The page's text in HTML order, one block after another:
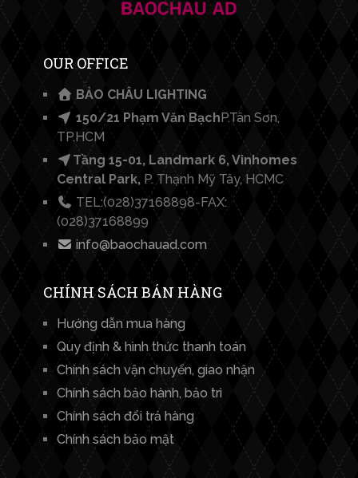
OUR OFFICE
BẢO CHÂU LIGHTING​
150/21 Phạm Văn BạchP.Tân Sơn,
TP.HCM
Tầng 15-01, Landmark 6, Vinhomes
Central Park, P. Thạnh Mỹ Tây, HCMC
TEL:(028)37168898-FAX:
(028)37168899
info@baochauad.com
CHÍNH SÁCH BÁN HÀNG
Hướng dẫn mua hàng
Quy định & hình thức thanh toán
Chính sách vận chuyển, giao nhận
Chính sách bảo hành, bảo trì
Chính sách đổi trả hàng
Chính sách bảo mật